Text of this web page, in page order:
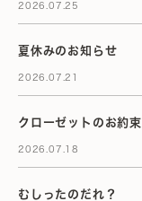
2026.07.25
夏休みのお知らせ
2026.07.21
クローゼットのお約束
2026.07.18
むしったのだれ？